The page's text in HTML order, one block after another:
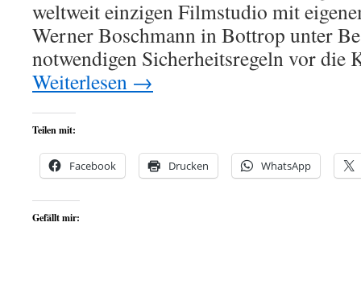
weltweit einzigen Filmstudio mit
Werner Boschmann in Bottrop unter
notwendigen Sicherheitsregeln vor die
Weiterlesen →
Teilen mit:
Facebook Drucken WhatsApp
Gefällt mir: